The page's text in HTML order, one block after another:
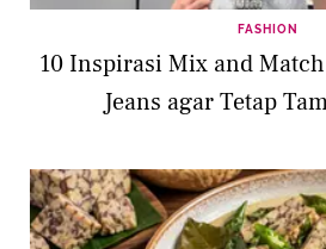
FASHION
10 Inspirasi Mix and
Jeans agar Tetap